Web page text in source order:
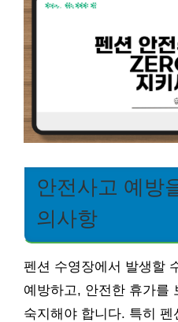
안전사고 예방
의사항
펜션 수영장에서 발생할
예방하고, 안전한 휴가를
숙지해야 합니다. 특히